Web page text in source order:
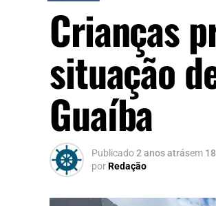
Crianças
situação
Guaíba
Publicado2 anos atrásem
porRedação